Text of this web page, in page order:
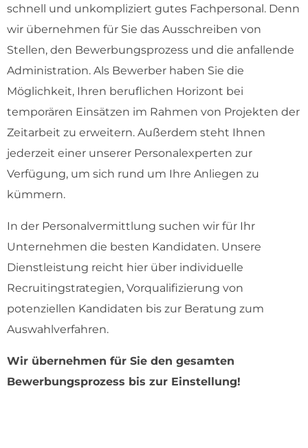
schnell und unkompliziert gutes Fachpersonal. Denn
wir übernehmen für Sie das Ausschreiben von
Stellen, den Bewerbungsprozess und die anfallende
Administration. Als Bewerber haben Sie die
Möglichkeit, Ihren beruflichen Horizont bei
temporären Einsätzen im Rahmen von Projekten der
Zeitarbeit zu erweitern. Außerdem steht Ihnen
jederzeit einer unserer Personalexperten zur
Verfügung, um sich rund um Ihre Anliegen zu
kümmern.
In der Personalvermittlung suchen wir für Ihr
Unternehmen die besten Kandidaten. Unsere
Dienstleistung reicht hier über individuelle
Recruitingstrategien, Vorqualifizierung von
potenziellen Kandidaten bis zur Beratung zum
Auswahlverfahren.
Wir übernehmen für Sie den gesamten
Bewerbungsprozess bis zur Einstellung!